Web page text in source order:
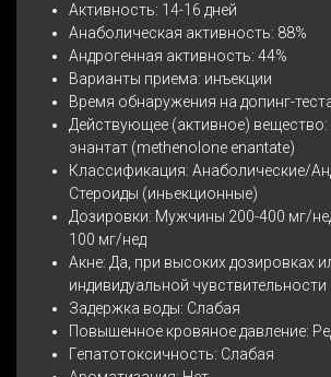
Активность: 14-16 дней
Анаболическая активность: 88%
Андрогенная активность: 44%
Варианты приема: инъекции
Время обнаружения на допинг-
Действующее (активное) вещество:
энантат (methenolone enantate)
Классификация: Анаболические/
Стероиды (иньекционные)
Дозировки: Мужчины 200-400 мг/
100 мг/нед
Акне: Да, при высоких дозировках
индивидуальной чувствительности
Задержка воды: Слабая
Повышенное кровяное давление:
Гепатотоксичность: Слабая